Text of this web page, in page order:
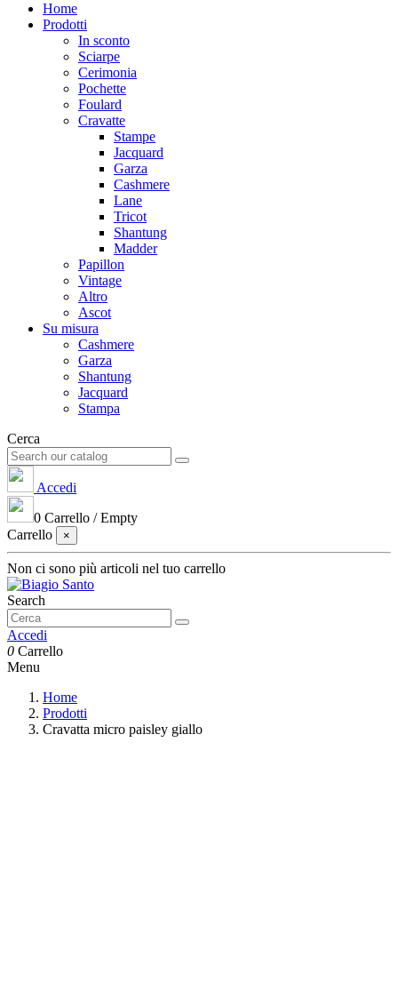
Home
Prodotti
In sconto
Sciarpe
Cerimonia
Pochette
Foulard
Cravatte
Stampe
Jacquard
Garza
Cashmere
Lane
Tricot
Shantung
Madder
Papillon
Vintage
Altro
Ascot
Su misura
Cashmere
Garza
Shantung
Jacquard
Stampa
Cerca
Accedi
0 Carrello /Empty
Carrello
×
Non ci sono più articoli nel tuo carrello
Search
Accedi
0 Carrello
Menu
Home
Prodotti
Cravatta micro paisley giallo